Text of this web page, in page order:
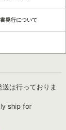
発行について
は行っておりま
ship for